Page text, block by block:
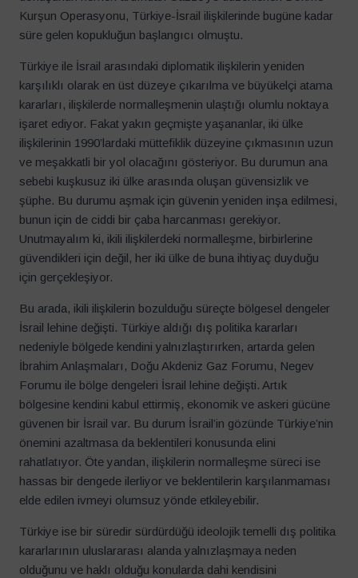
Kurşun Operasyonu, Türkiye-İsrail ilişkilerinde bugüne kadar
süre gelen kopukluğun başlangıcı olmuştu.
Türkiye ile İsrail arasındaki diplomatik ilişkilerin yeniden
karşılıklı olarak en üst düzeye çıkarılma ve büyükelçi atama
kararları, ilişkilerde normalleşmenin ulaştığı olumlu noktaya
işaret ediyor. Fakat yakın geçmişte yaşananlar, iki ülke
ilişkilerinin 1990’lardaki müttefiklik düzeyine çıkmasının uzun
ve meşakkatli bir yol olacağını gösteriyor. Bu durumun ana
sebebi kuşkusuz iki ülke arasında oluşan güvensizlik ve
şüphe. Bu durumu aşmak için güvenin yeniden inşa edilmesi,
bunun için de ciddi bir çaba harcanması gerekiyor.
Unutmayalım ki, ikili ilişkilerdeki normalleşme, birbirlerine
güvendikleri için değil, her iki ülke de buna ihtiyaç duyduğu
için gerçekleşiyor.
Bu arada, ikili ilişkilerin bozulduğu süreçte bölgesel dengeler
İsrail lehine değişti. Türkiye aldığı dış politika kararları
nedeniyle bölgede kendini yalnızlaştırırken, artarda gelen
İbrahim Anlaşmaları, Doğu Akdeniz Gaz Forumu, Negev
Forumu ile bölge dengeleri İsrail lehine değişti. Artık
bölgesine kendini kabul ettirmiş, ekonomik ve askeri gücüne
güvenen bir İsrail var. Bu durum İsrail’in gözünde Türkiye’nin
önemini azaltmasa da beklentileri konusunda elini
rahatlatıyor. Öte yandan, ilişkilerin normalleşme süreci ise
hassas bir dengede ilerliyor ve beklentilerin karşılanmaması
elde edilen ivmeyi olumsuz yönde etkileyebilir.
Türkiye ise bir süredir sürdürdüğü ideolojik temelli dış politika
kararlarının uluslararası alanda yalnızlaşmaya neden
olduğunu ve haklı olduğu konularda dahi kendisini